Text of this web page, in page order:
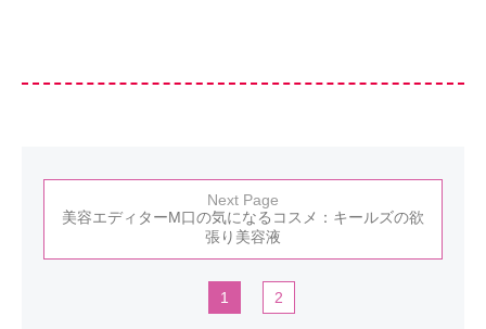
Next Page
美容エディターM口の気になるコスメ：キールズの欲
張り美容液
1 2